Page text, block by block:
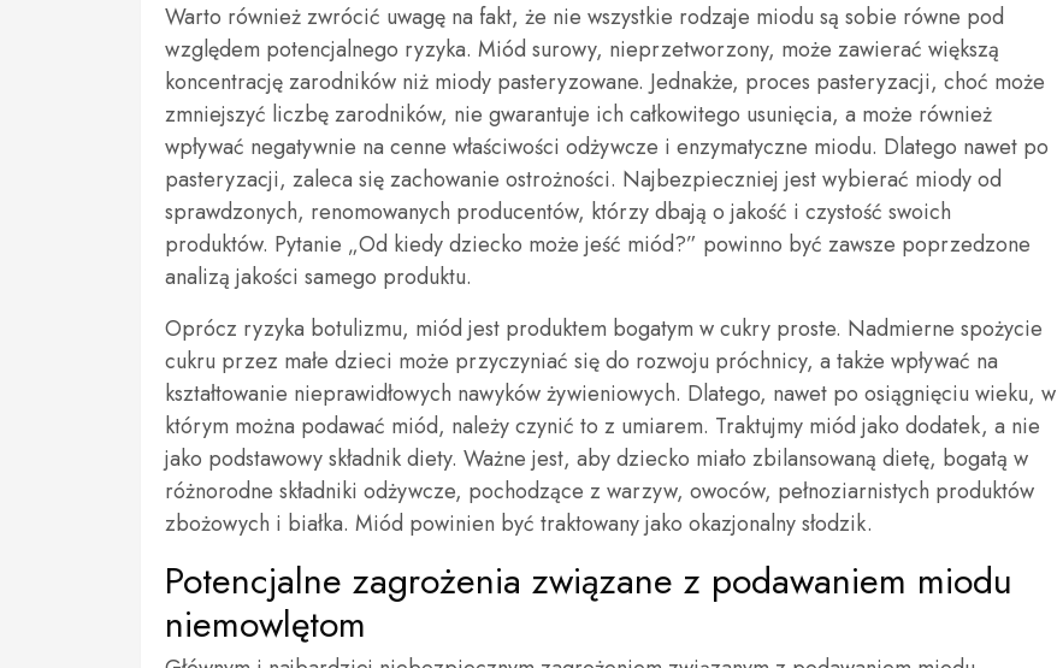
Warto również zwrócić uwagę na fakt, że nie wszystkie rodzaje miodu są sobie równe pod
względem potencjalnego ryzyka. Miód surowy, nieprzetworzony, może zawierać większą
koncentrację zarodników niż miody pasteryzowane. Jednakże, proces pasteryzacji, choć może
zmniejszyć liczbę zarodników, nie gwarantuje ich całkowitego usunięcia, a może również
wpływać negatywnie na cenne właściwości odżywcze i enzymatyczne miodu. Dlatego nawet po
pasteryzacji, zaleca się zachowanie ostrożności. Najbezpieczniej jest wybierać miody od
sprawdzonych, renomowanych producentów, którzy dbają o jakość i czystość swoich
produktów. Pytanie „Od kiedy dziecko może jeść miód?” powinno być zawsze poprzedzone
analizą jakości samego produktu.
Oprócz ryzyka botulizmu, miód jest produktem bogatym w cukry proste. Nadmierne spożycie
cukru przez małe dzieci może przyczyniać się do rozwoju próchnicy, a także wpływać na
kształtowanie nieprawidłowych nawyków żywieniowych. Dlatego, nawet po osiągnięciu wieku, w
którym można podawać miód, należy czynić to z umiarem. Traktujmy miód jako dodatek, a nie
jako podstawowy składnik diety. Ważne jest, aby dziecko miało zbilansowaną dietę, bogatą w
różnorodne składniki odżywcze, pochodzące z warzyw, owoców, pełnoziarnistych produktów
zbożowych i białka. Miód powinien być traktowany jako okazjonalny słodzik.
Potencjalne zagrożenia związane z podawaniem miodu
niemowlętom